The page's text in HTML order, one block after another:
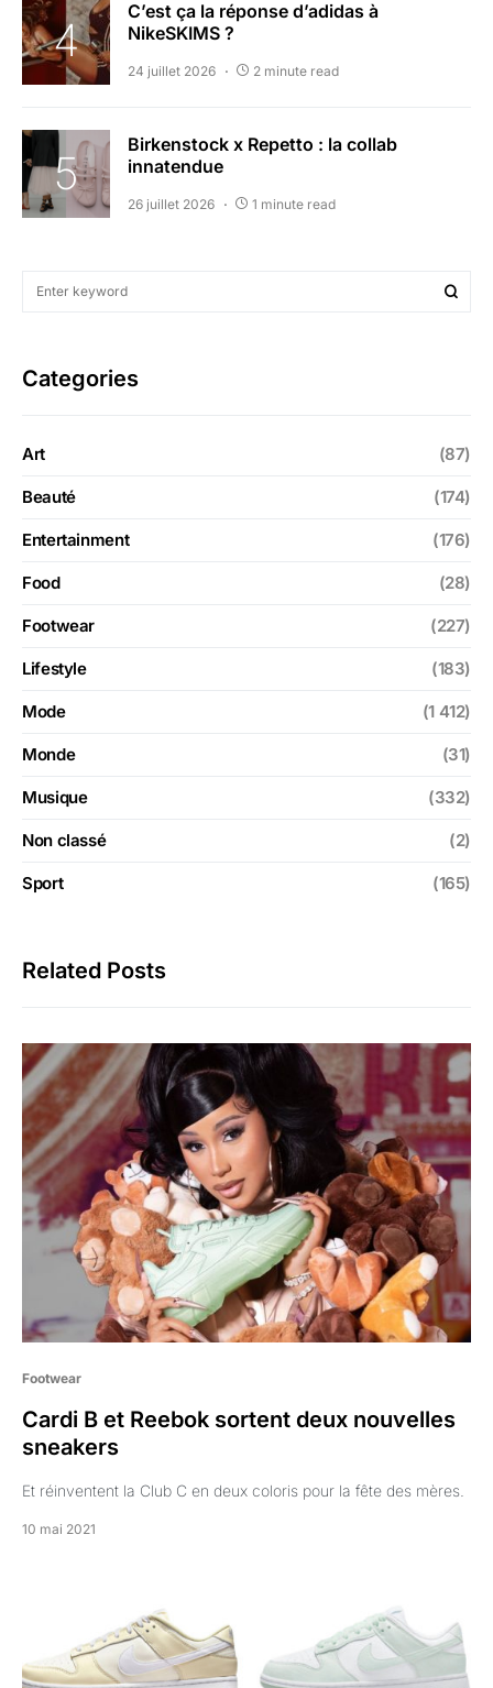
C’est ça la réponse d’adidas à
NikeSKIMS ?
24 juillet 2026 2 minute read
Birkenstock x Repetto : la collab
innatendue
26 juillet 2026 1 minute read
Categories
Art (87)
Beauté (174)
Entertainment (176)
Food (28)
Footwear (227)
Lifestyle (183)
Mode (1 412)
Monde (31)
Musique (332)
Non classé (2)
Sport (165)
Related Posts
Footwear
Cardi B et Reebok sortent deux nouvelles
sneakers
Et réinventent la Club C en deux coloris pour la fête des mères.
10 mai 2021